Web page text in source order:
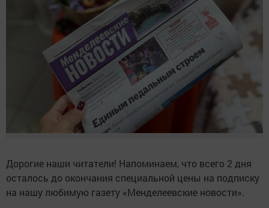
Дорогие наши читатели! Напоминаем, что всего 2 дня
осталось до окончания специальной цены на подписку
на нашу любимую газету «Менделеевские новости».